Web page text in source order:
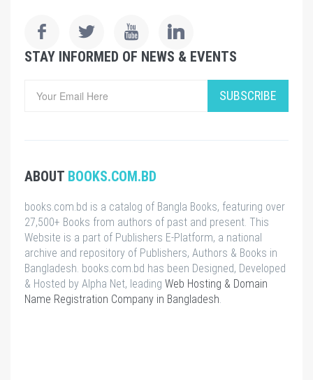
STAY INFORMED OF NEWS & EVENTS
SUBSCRIBE
ABOUT BOOKS.COM.BD
books.com.bd is a catalog of Bangla Books, featuring over
27,500+ Books from authors of past and present. This
Website is a part of Publishers E-Platform, a national
archive and repository of Publishers, Authors & Books in
Bangladesh. books.com.bd has been Designed, Developed
& Hosted by Alpha Net, leading Web Hosting & Domain
Name Registration Company in Bangladesh